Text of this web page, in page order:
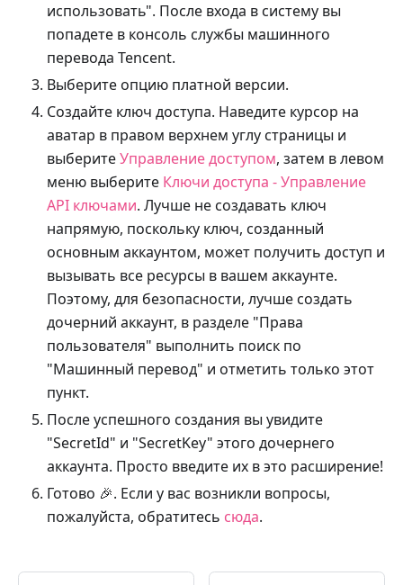
использовать". После входа в систему вы
попадете в консоль службы машинного
перевода Tencent.
Выберите опцию платной версии.
Создайте ключ доступа. Наведите курсор на
аватар в правом верхнем углу страницы и
выберитеУправление доступом, затем в левом
меню выберите Ключи доступа - Управление
API ключами. Лучше не создавать ключ
напрямую, поскольку ключ, созданный
основным аккаунтом, может получить доступ и
вызывать все ресурсы в вашем аккаунте.
Поэтому, для безопасности, лучше создать
дочерний аккаунт, в разделе "Права
пользователя" выполнить поиск по
"Машинный перевод" и отметить только этот
пункт.
После успешного создания вы увидите
"SecretId" и "SecretKey" этого дочернего
аккаунта. Просто введите их в это расширение!
Готово 🎉. Если у вас возникли вопросы,
пожалуйста, обратитесь сюда.